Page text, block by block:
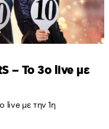
– To 3o live με